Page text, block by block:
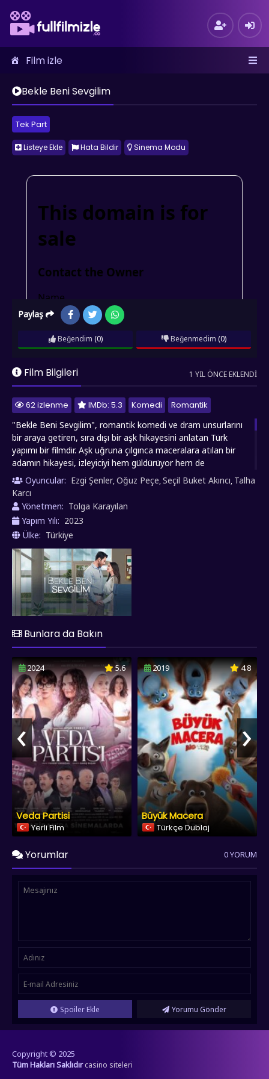
Film izle
Bekle Beni Sevgilim
Tek Part
Listeye Ekle Hata Bildir Sinema Modu
Paylaş
Beğendim (0) Beğenmedim (0)
Film Bilgileri 1 YIL ÖNCE EKLENDI
62 izlenme IMDb: 5.3 Komedi
Romantik
"Bekle Beni Sevgilim", romantik komedi ve dram unsurlarını
bir araya getiren, sıra dışı bir aşk hikayesini anlatan Türk
yapımı bir filmdir. Aşk uğruna çılgınca maceralara atılan bir
adamın hikayesi, izleyiciyi hem güldürüyor hem de
düşündürüyor. Film, ilk görüşte Zeynep'e aşık olan Ali'nin
tutkulu mücadelesini konu alır. Zeynep'in kötü niyetli bir plan
sonucu akıl hastanesine yatırılması, hikayeye beklenmedik bir
yön verir. Ali, sevdiği kadını kurtarmak için cesur bir karar
alarak, hasta numarası yapıp akıl hastanesine yatmayı göze
alır. Hikayenin en renkli yanı, Ali'nin hastanedeki koğuş
arkadaşlarıyla kurduğu beklenmedik dostluktur. Her biri farklı
karakterlere sahip olan bu hastalar, Ali'nin aşk mücadelesine
destek olurlar. Bu yardımlaşma, filmin komedi unsurunu
oluştururken, aynı zamanda toplumda "deli" olarak
nitelendirilen bireylere karşı önyargıları da sorgular.
fullfilmizle.co olarak Bekle Beni Sevgilim filmini sizlere full hd
Oyuncular: Ezgi Şenler,Oğuz Peçe,Seçil Buket Akıncı, Talha
Karcı
Yönetmen: Tolga Karayılan
Yapım Yılı: 2023
Ülke: Türkiye
Bunlara da Bakın
2024 5.6
Veda Partisi
Yerli Film
2019 4.8
Büyük Macera
Türkçe Dublaj
‹ ›
Yorumlar 0 YORUM
Spoiler Ekle Yorumu Gönder
Copyright © 2025
Tüm Hakları Saklıdır casino siteleri